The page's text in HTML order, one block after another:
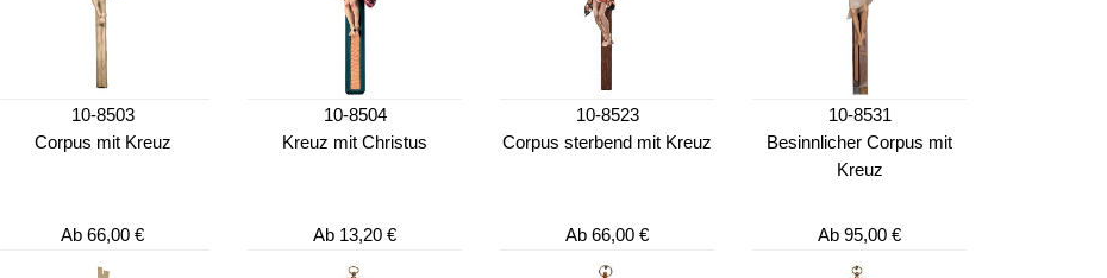
10-8503
Corpus mit Kreuz
Ab 66,00 €
10-8504
Kreuz mit Christus
Ab 13,20 €
10-8523
Corpus sterbend mit Kreuz
Ab 66,00 €
10-8531
Besinnlicher Corpus mit
Kreuz
Ab 95,00 €